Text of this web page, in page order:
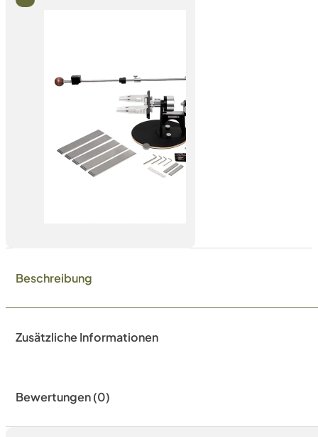
Beschreibung
Zusätzliche Informationen
Bewertungen (0)